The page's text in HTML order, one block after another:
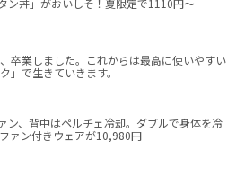
卒業しました。これからは最高に使いやすい
」で生きていきます。
ン、背中はペルチェ冷却。ダブルで身体を冷
ァン付きウェアが10,980円